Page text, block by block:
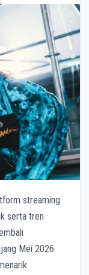
streaming
serta tren
Mei 2026